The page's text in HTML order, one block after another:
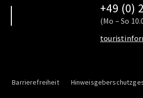
+49 (0)
(Mo – So
Barrierefreiheit